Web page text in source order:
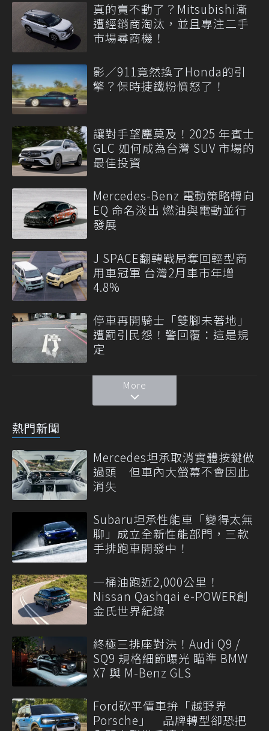
真的賣不動了？Mitsubishi漸
遭經銷商淘汰，並且專注二手
市場尋商機！
影／911竟然換了Honda的引
擎？保時捷鐵粉憤怒了！
讓對手望塵莫及！2025 年賓士
GLC 如何成為台灣 SUV 市場的
最佳投資
Mercedes-Benz 電動策略轉向
EQ 命名淡出 燃油與電動並行
發展
J SPACE翻轉戰局奪回輕型商
用車冠軍 台灣2月車市年增
4.8%
停車再開騎士「雙腳未著地」
遭罰引民怨！警回覆：這是規
定
More
熱門新聞
Mercedes坦承取消實體按鍵做
過頭 但車內大螢幕不會因此
消失
Subaru坦承性能車「變得太無
聊」成立全新性能部門，三款
手排跑車開發中！
一桶油跑近2,000公里！
Nissan Qashqai e-POWER創
金氏世界紀錄
終極三排座對決！Audi Q9 /
SQ9 規格細節曝光 瞄準 BMW
X7 與 M-Benz GLS
Ford砍平價車拚「越野界
Porsche」 品牌轉型卻恐把